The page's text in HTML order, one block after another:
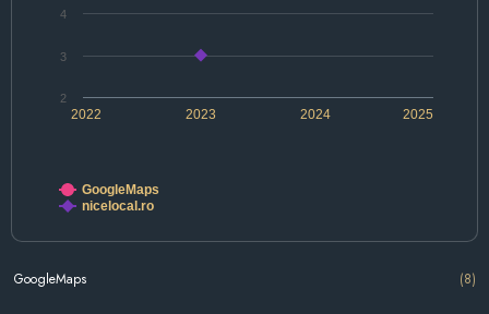
2022 2024
2023 2025
2
3
4
GoogleMaps
nicelocal.ro
GoogleMaps (8)